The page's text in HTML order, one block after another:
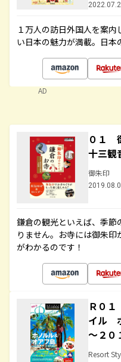
１万人の訪日外国人を案
い日本の魅力が満載。日本
AD
０１
十三
御朱印
鎌倉の観光といえば、季節
りません。お寺には御朱
がわかるのです！
Ｒ０
イル
～２０
Resort